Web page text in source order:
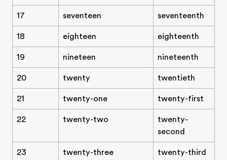
17 seventeen seventeenth
18 eighteen eighteenth
19 nineteen nineteenth
20 twenty twentieth
21 twenty-one twenty-first
22 twenty-two
twenty-
second
23 twenty-three twenty-third